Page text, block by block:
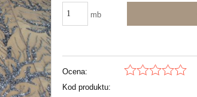
mb
Ocena:
Kod produktu: